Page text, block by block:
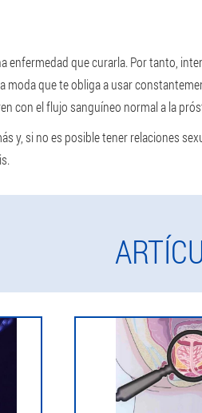
enfermedad que curarla. Por tanto,
moda que te obliga a usar
con el flujo sanguíneo normal a la
y, si no es posible tener relaciones